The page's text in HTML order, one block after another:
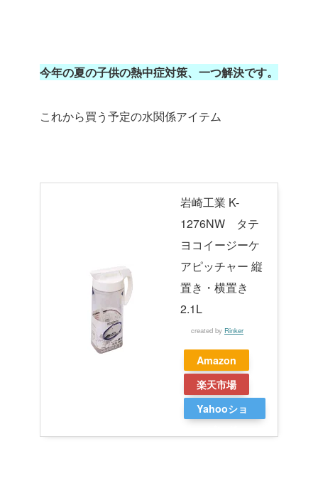
今年の夏の子供の熱中症対策、一つ解決です。
これから買う予定の水関係アイテム
岩崎工業 K-
1276NW タテ
ヨコイージーケ
アピッチャー 縦
置き・横置き
2.1L
created by Rinker
Amazon
楽天市場
Yahooショ